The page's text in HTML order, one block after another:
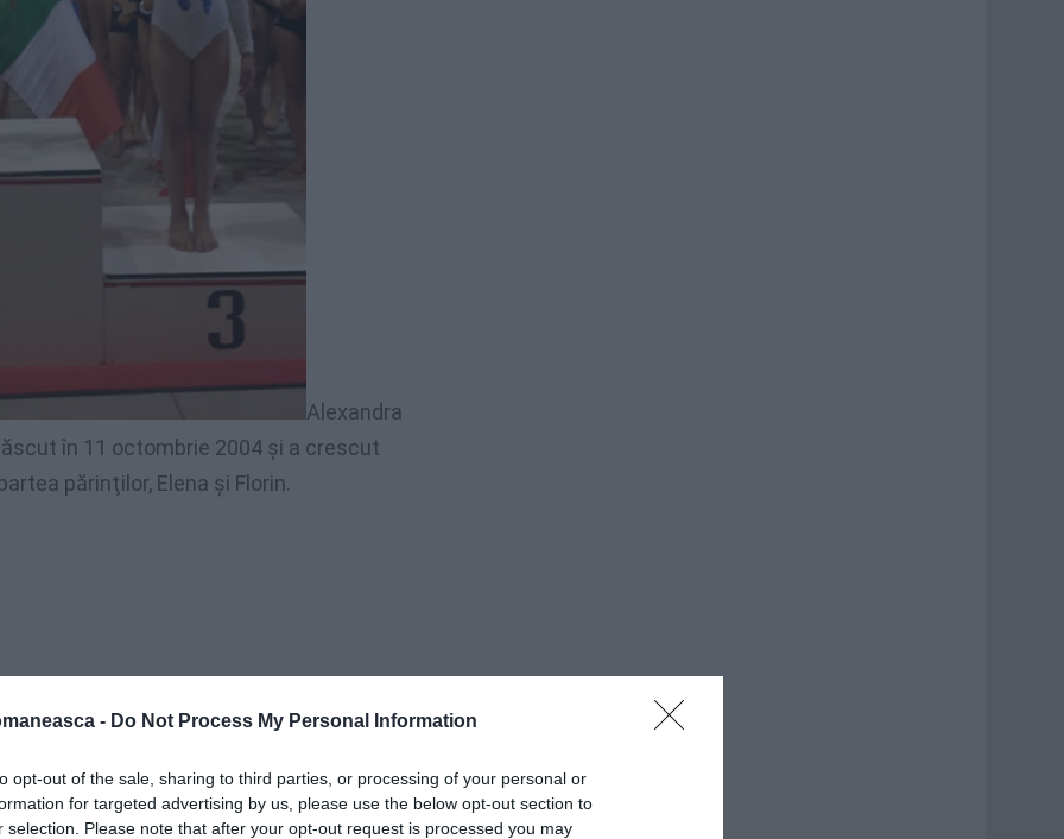
- Do Not Process My Personal Information
opt-out of the sale, sharing to third parties, or processing of your personal or
for targeted advertising by us, please use the below opt-out section to
selection. Please note that after your opt-out request is processed you may
Alexandra
în 11 octombrie 2004 şi a crescut
părinţilor, Elena şi Florin.